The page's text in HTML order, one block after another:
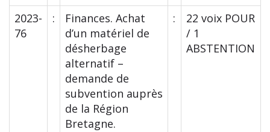
2023-
76
:
Finances. Achat
d’un matériel de
désherbage
alternatif –
demande de
subvention auprès
de la Région
Bretagne.
:
22 voix POUR
/ 1
ABSTENTION